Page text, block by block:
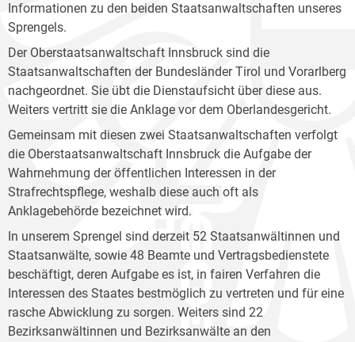
Informationen zu den beiden Staatsanwaltschaften unseres
Sprengels.
Der Oberstaatsanwaltschaft Innsbruck sind die
Staatsanwaltschaften der Bundesländer Tirol und Vorarlberg
nachgeordnet. Sie übt die Dienstaufsicht über diese aus.
Weiters vertritt sie die Anklage vor dem Oberlandesgericht.
Gemeinsam mit diesen zwei Staatsanwaltschaften verfolgt
die Oberstaatsanwaltschaft Innsbruck die Aufgabe der
Wahrnehmung der öffentlichen Interessen in der
Strafrechtspflege, weshalb diese auch oft als
Anklagebehörde bezeichnet wird.
In unserem Sprengel sind derzeit 52 Staatsanwältinnen und
Staatsanwälte, sowie 48 Beamte und Vertragsbedienstete
beschäftigt, deren Aufgabe es ist, in fairen Verfahren die
Interessen des Staates bestmöglich zu vertreten und für eine
rasche Abwicklung zu sorgen. Weiters sind 22
Bezirksanwältinnen und Bezirksanwälte an den